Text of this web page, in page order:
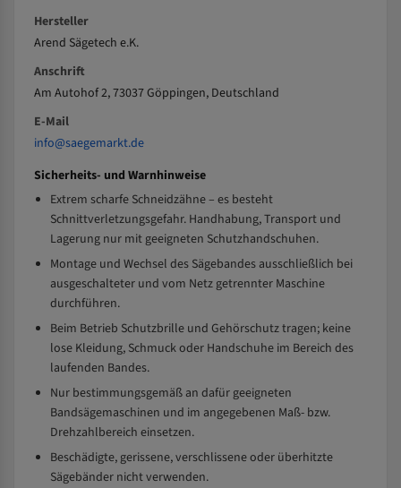
Hersteller
Arend Sägetech e.K.
Anschrift
Am Autohof 2, 73037 Göppingen, Deutschland
E-Mail
info@saegemarkt.de
Sicherheits- und Warnhinweise
Extrem scharfe Schneidzähne – es besteht
Schnittverletzungsgefahr. Handhabung, Transport und
Lagerung nur mit geeigneten Schutzhandschuhen.
Montage und Wechsel des Sägebandes ausschließlich bei
ausgeschalteter und vom Netz getrennter Maschine
durchführen.
Beim Betrieb Schutzbrille und Gehörschutz tragen; keine
lose Kleidung, Schmuck oder Handschuhe im Bereich des
laufenden Bandes.
Nur bestimmungsgemäß an dafür geeigneten
Bandsägemaschinen und im angegebenen Maß- bzw.
Drehzahlbereich einsetzen.
Beschädigte, gerissene, verschlissene oder überhitzte
Sägebänder nicht verwenden.